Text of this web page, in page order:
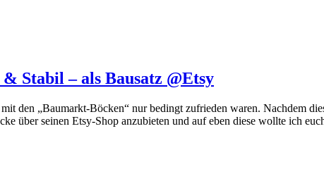
Stabil – als Bausatz @Etsy
den „Baumarkt-Böcken“ nur bedingt zufrieden waren. Nachdem
über seinen Etsy-Shop anzubieten und auf eben diese wollte ich